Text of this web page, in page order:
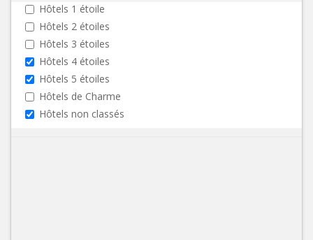
Hôtels 1 étoile
Hôtels 2 étoiles
Hôtels 3 étoiles
Hôtels 4 étoiles
Hôtels 5 étoiles
Hôtels de Charme
Hôtels non classés